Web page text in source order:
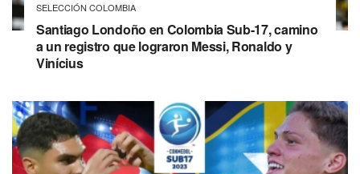
SELECCIÓN COLOMBIA
Santiago Londoño en Colombia Sub-17, camino
a un registro que lograron Messi, Ronaldo y
Vinícius